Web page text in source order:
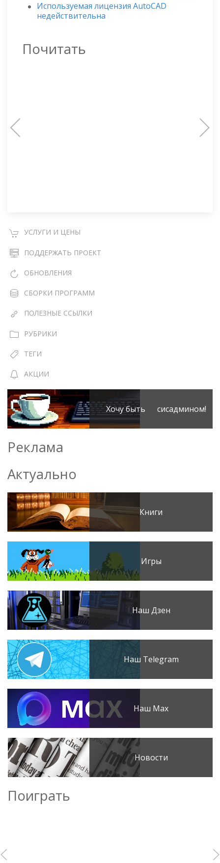
Используемая лицензия AutoCAD
недействительна
Почитать
УСЛУГИ И ЦЕНЫ
ПОДДЕРЖАТЬ ПРОЕКТ
ОБНОВЛЕНИЯ
СБОРКИ ПРОГРАММ
ПОЛЕЗНЫЕ ССЫЛКИ
РУБРИКИ
ТЕГИ
АКЦИИ
Хочу быть сисадмином!
Реклама
Актуально
Книги
Игры
Наш Дзен
Наш Telegram
Наш Max
Новости
Поиграть